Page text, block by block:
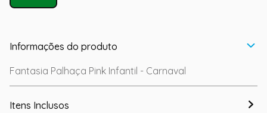
Informações do produto
Fantasia Palhaça Pink Infantil - Carnaval
Itens Inclusos